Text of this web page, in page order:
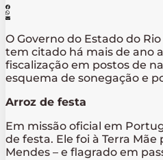
O Governo do Estado do
tem citado há mais de ano
fiscalização em postos de
esquema de sonegação e
Arroz de festa
Em missão oficial em
de festa. Ele foi à Terra
Mendes – e flagrado em